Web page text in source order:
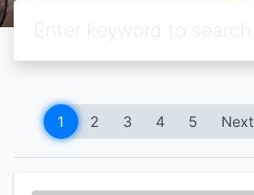
1 2 3 4 5 Next